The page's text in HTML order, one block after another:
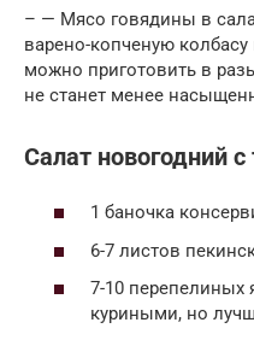
– — Мясо говядины в
варено-копченую
можно приготовить в
не станет менее
Салат новогодний
1 баночка
6-7 листов
7-10
куриными, но